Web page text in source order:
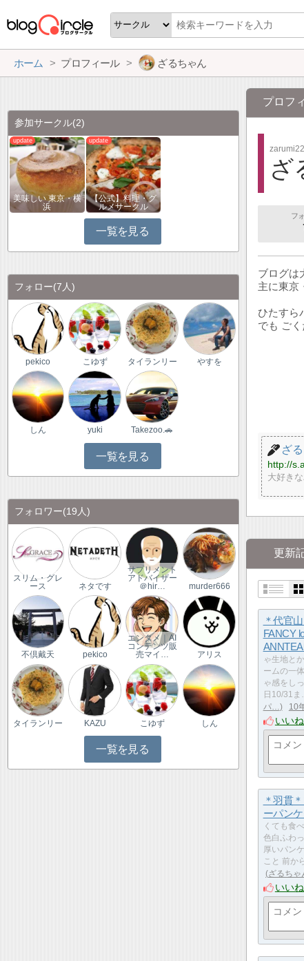
ホーム プロフィール ざるちゃん
プロフ
ざ
フ
ブログは
主に東京
ひたすら
でも ご
ざ
http://
大好き
更新
＊代官
FANCY
ゃ生地と
ームの一
ゃ感をし
日10/31
パ…
10
いいね
＊羽貫
ーパン
くても食
色白ふわ
厚いパン
こと 前か
ざるち
いいね
参加サークル(2)
美味しい 東京・横
浜
【公式】料理・グ
ルメサークル
一覧を見る
フォロー(7人)
pekico こゆず タイランリー やすを
しん yuki Takezoo.🚗
一覧を見る
フォロワー(19人)
スリム・グレ
ース
ネタです
サプリメント
アドバイザー
＠hir…
murder666
不倶戴天 pekico
エンタメ｜AI
コンテンツ販
売マイ…
アリス
タイランリー KAZU こゆず しん
一覧を見る